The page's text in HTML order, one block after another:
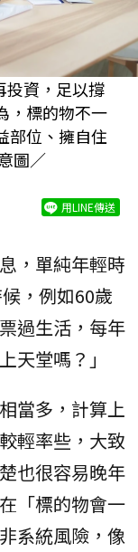
投資，足以撐
，標的物不一
部位、擁自住
圖／
用LINE傳送
，單純年輕時
，例如60歲
過生活，每年
天堂嗎？」
當多，計算上
輕率些，大致
也很容易晚年
「標的物會一
系統風險，像